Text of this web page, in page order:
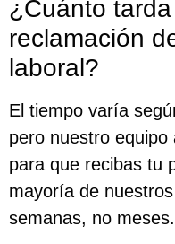
¿Cuánto
reclamación
laboral?
El tiempo varía
pero nuestro
para que recibas tu
mayoría de
semanas, no meses.